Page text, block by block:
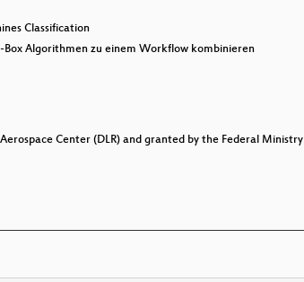
Classification
Box Algorithmen zu einem Workflow kombinieren
Center (DLR) and granted by the Federal Ministry